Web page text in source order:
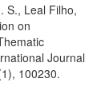
S., Leal Filho,
on
Journal
100230.